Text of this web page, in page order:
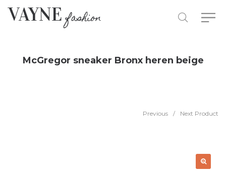
McGregor sneaker Bronx heren beige
Previous / Next Product